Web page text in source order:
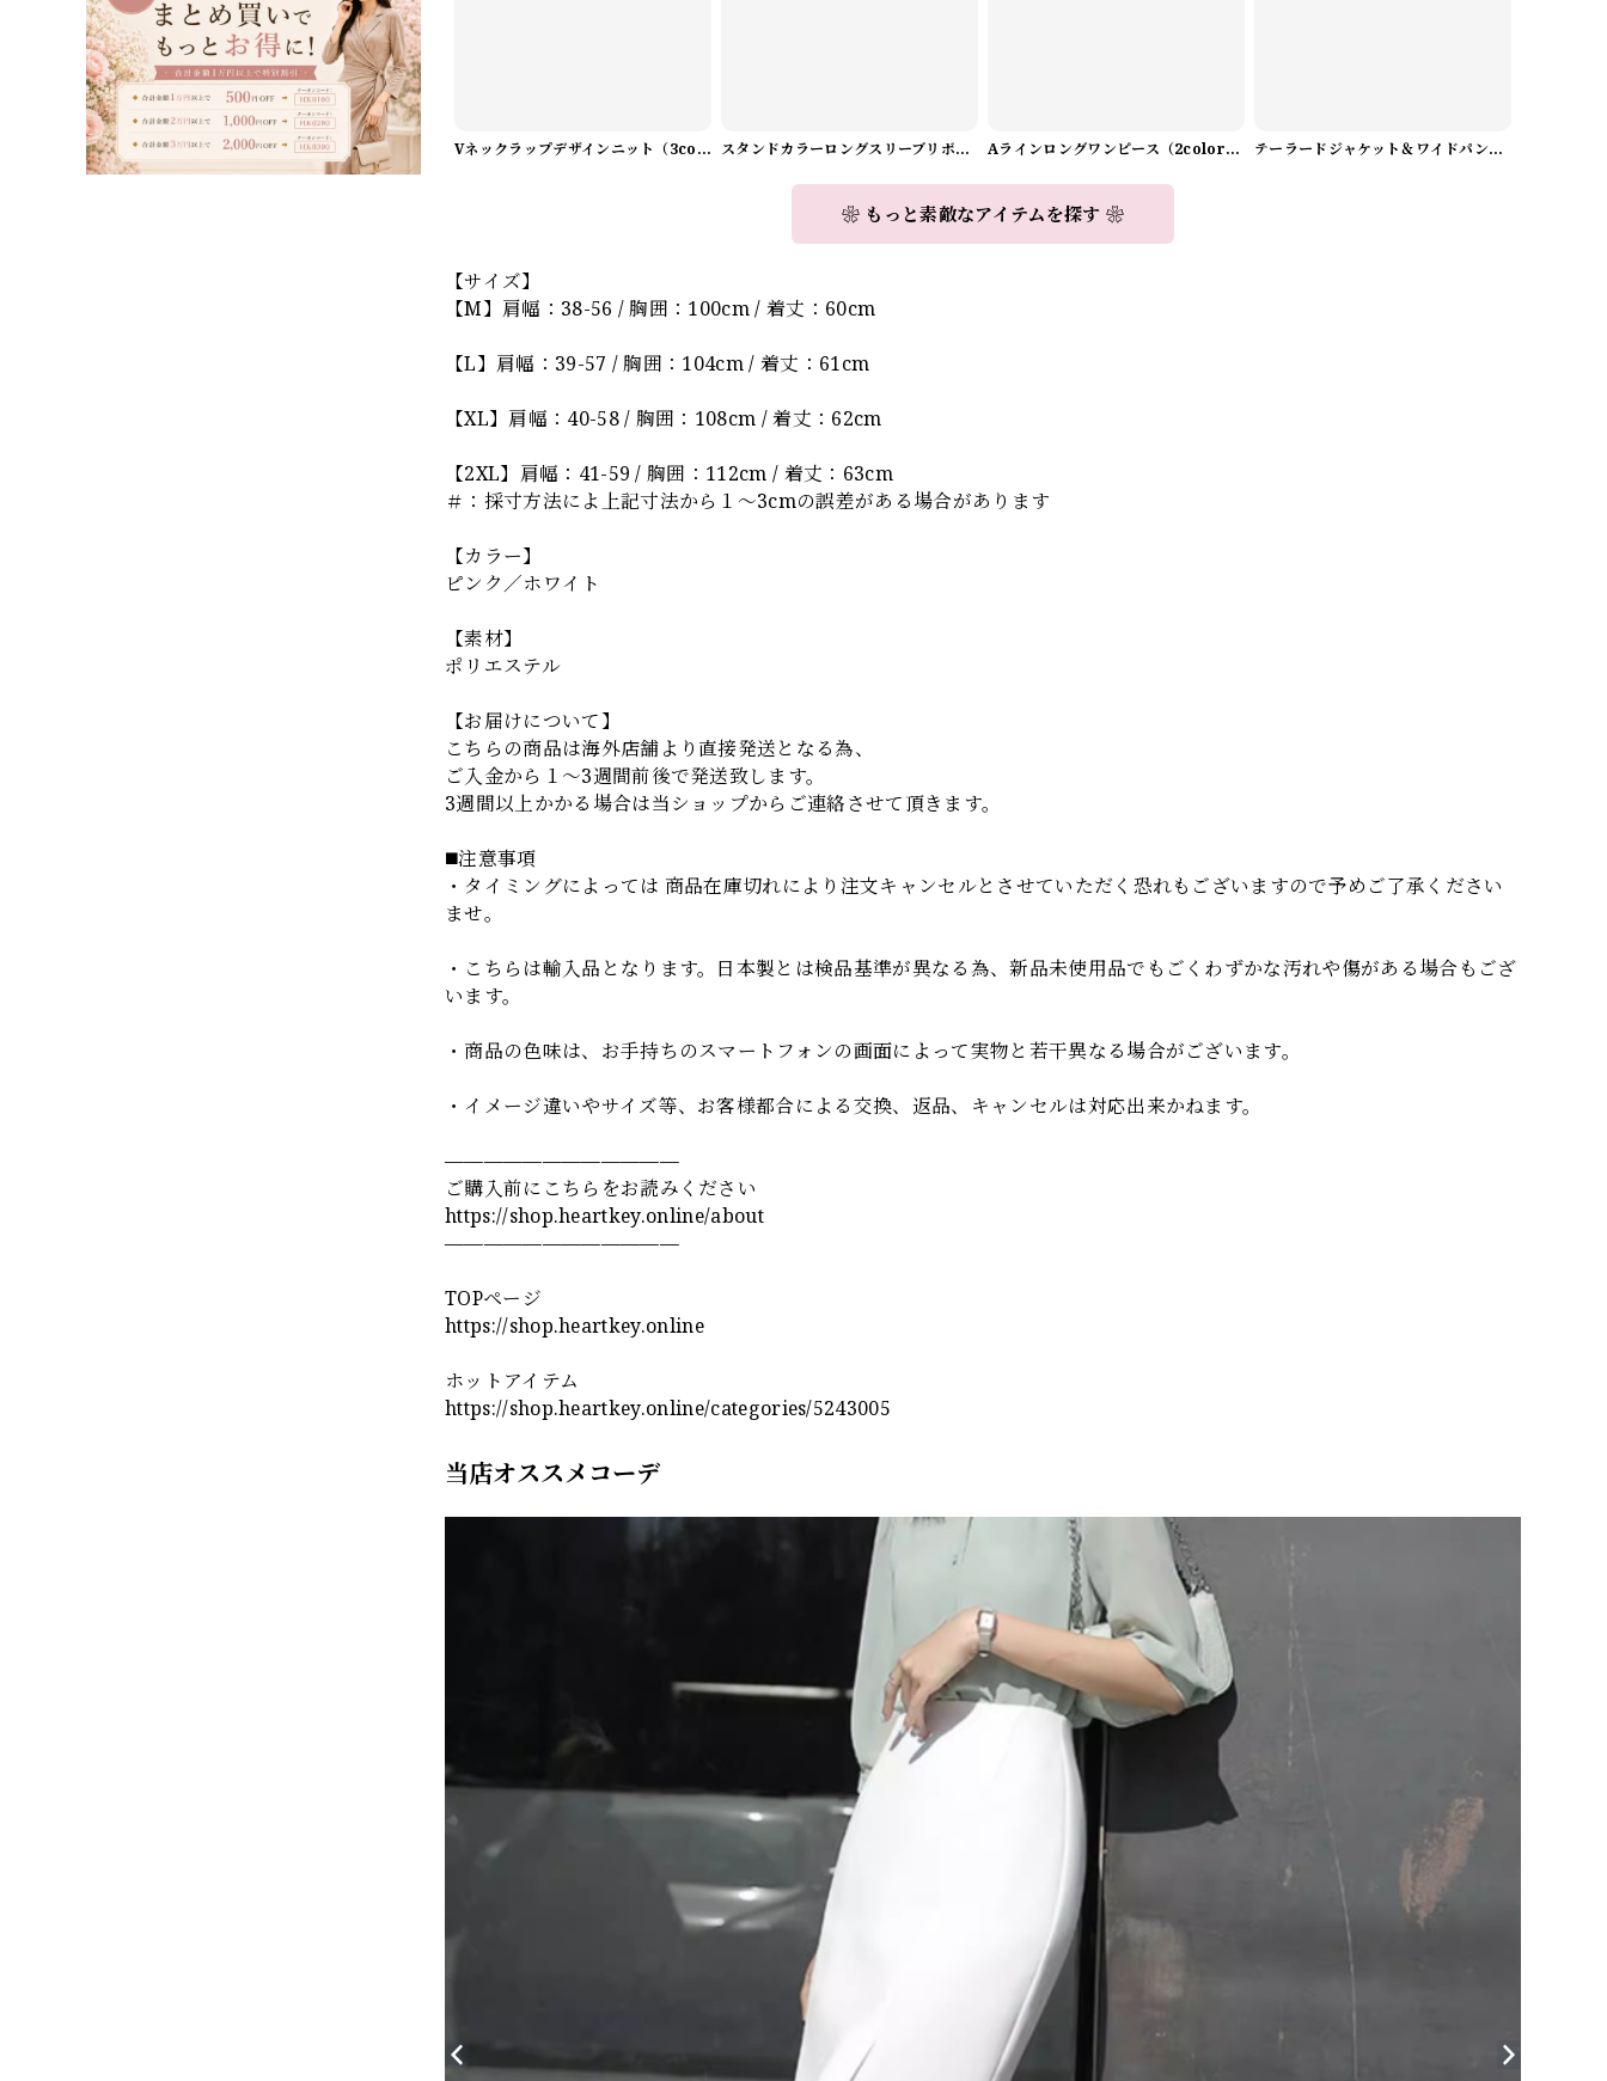
Vネックラップデザインニット（3color） A1008 スタンドカラーロングスリーブリボンブラウス（3color） A1126 Aラインロングワンピース（2color） A0908 テーラードジャケット＆ワイドパンツスーツwithスカーフ A0987
❀ もっと素敵なアイテムを探す ❀
【サイズ】
【M】肩幅：38-56 / 胸囲：100cm / 着丈：60cm
【L】肩幅：39-57 / 胸囲：104cm / 着丈：61cm
【XL】肩幅：40-58 / 胸囲：108cm / 着丈：62cm
【2XL】肩幅：41-59 / 胸囲：112cm / 着丈：63cm
＃：採寸方法によ上記寸法から１～3cmの誤差がある場合があります
【カラー】
ピンク／ホワイト
【素材】
ポリエステル
【お届けについて】
こちらの商品は海外店舗より直接発送となる為、
ご入金から１～3週間前後で発送致します。
3週間以上かかる場合は当ショップからご連絡させて頂きます。
◼️注意事項
・タイミングによっては 商品在庫切れにより注文キャンセルとさせていただく恐れもございますので予めご了承ください
ませ。
・こちらは輸入品となります。日本製とは検品基準が異なる為、新品未使用品でもごくわずかな汚れや傷がある場合もござ
います。
・商品の色味は、お手持ちのスマートフォンの画面によって実物と若干異なる場合がございます。
・イメージ違いやサイズ等、お客様都合による交換、返品、キャンセルは対応出来かねます。
————————————
ご購入前にこちらをお読みください
https://shop.heartkey.online/about
————————————
TOPページ
https://shop.heartkey.online
ホットアイテム
https://shop.heartkey.online/categories/5243005
当店オススメコーデ